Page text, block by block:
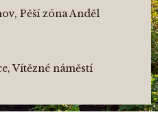
Pěší zóna Anděl
Vítězné náměstí